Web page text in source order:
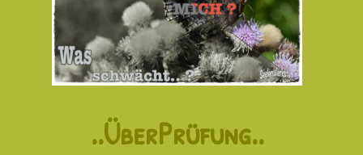
..ÜberPrüfung..